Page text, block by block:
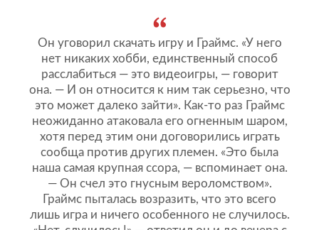
Он уговорил скачать игру и Граймс. «У него
нет никаких хобби, единственный способ
расслабиться — это видеоигры, — говорит
она. — И он относится к ним так серьезно, что
это может далеко зайти». Как-то раз Граймс
неожиданно атаковала его огненным шаром,
хотя перед этим они договорились играть
сообща против других племен. «Это была
наша самая крупная ссора, — вспоминает она.
— Он счел это гнусным вероломством».
Граймс пыталась возразить, что это всего
лишь игра и ничего особенного не случилось.